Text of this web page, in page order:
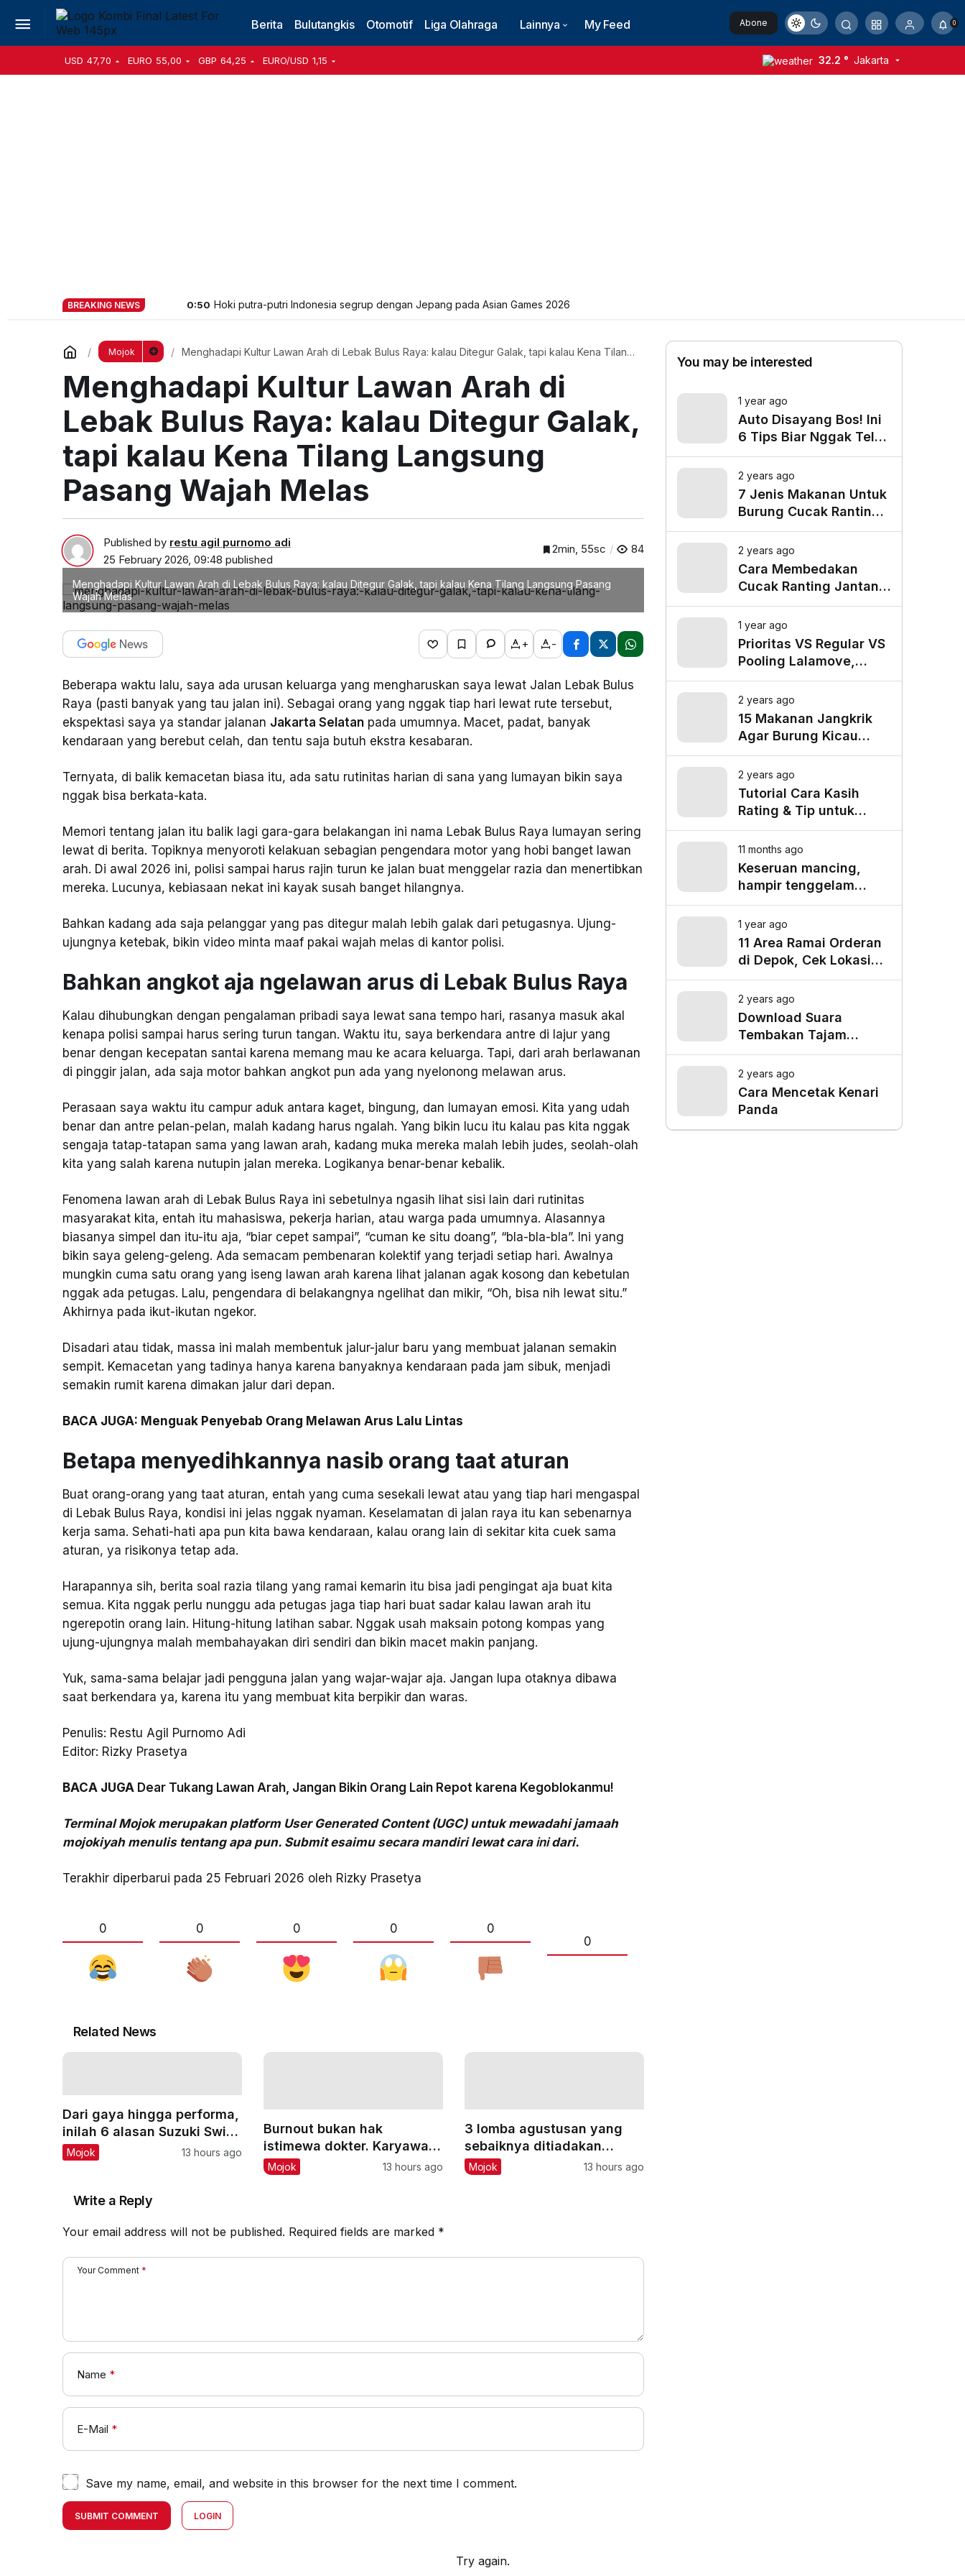
Berita Bulutangkis Otomotif Liga Olahraga Lainnya My Feed Abone
Ol
0
USD 47,70 EURO 55,00 GBP 64,25 EURO/USD 1,15 32.2 ° Jakarta
BREAKING NEWS 0:50 Hoki putra-putri Indonesia segrup dengan Jepang pada Asian Games 2026
Mojok
Menghadapi Kultur Lawan Arah di Lebak Bulus Raya: kalau Ditegur Galak, tapi kalau Kena Tilang
Menghadapi Kultur Lawan Arah di
Lebak Bulus Raya: kalau Ditegur Galak,
tapi kalau Kena Tilang Langsung
Pasang Wajah Melas
Published by restu agil purnomo adi
25 February 2026, 09:48 published
2min, 55sc 84
Menghadapi Kultur Lawan Arah di Lebak Bulus Raya: kalau Ditegur Galak, tapi kalau Kena Tilang Langsung Pasang
Wajah Melas
+ -
Beberapa waktu lalu, saya ada urusan keluarga yang mengharuskan saya lewat Jalan Lebak Bulus
Raya (pasti banyak yang tau jalan ini). Sebagai orang yang nggak tiap hari lewat rute tersebut,
ekspektasi saya ya standar jalanan Jakarta Selatan pada umumnya. Macet, padat, banyak
kendaraan yang berebut celah, dan tentu saja butuh ekstra kesabaran.
Ternyata, di balik kemacetan biasa itu, ada satu rutinitas harian di sana yang lumayan bikin saya
nggak bisa berkata-kata.
Memori tentang jalan itu balik lagi gara-gara belakangan ini nama Lebak Bulus Raya lumayan sering
lewat di berita. Topiknya menyoroti kelakuan sebagian pengendara motor yang hobi banget lawan
arah. Di awal 2026 ini, polisi sampai harus rajin turun ke jalan buat menggelar razia dan menertibkan
mereka. Lucunya, kebiasaan nekat ini kayak susah banget hilangnya.
Bahkan kadang ada saja pelanggar yang pas ditegur malah lebih galak dari petugasnya. Ujung-
ujungnya ketebak, bikin video minta maaf pakai wajah melas di kantor polisi.
Bahkan angkot aja ngelawan arus di Lebak Bulus Raya
Kalau dihubungkan dengan pengalaman pribadi saya lewat sana tempo hari, rasanya masuk akal
kenapa polisi sampai harus sering turun tangan. Waktu itu, saya berkendara antre di lajur yang
benar dengan kecepatan santai karena memang mau ke acara keluarga. Tapi, dari arah berlawanan
di pinggir jalan, ada saja motor bahkan angkot pun ada yang nyelonong melawan arus.
Perasaan saya waktu itu campur aduk antara kaget, bingung, dan lumayan emosi. Kita yang udah
benar dan antre pelan-pelan, malah kadang harus ngalah. Yang bikin lucu itu kalau pas kita nggak
sengaja tatap-tatapan sama yang lawan arah, kadang muka mereka malah lebih judes, seolah-olah
kita yang salah karena nutupin jalan mereka. Logikanya benar-benar kebalik.
Fenomena lawan arah di Lebak Bulus Raya ini sebetulnya ngasih lihat sisi lain dari rutinitas
masyarakat kita, entah itu mahasiswa, pekerja harian, atau warga pada umumnya. Alasannya
biasanya simpel dan itu-itu aja, “biar cepet sampai”, “cuman ke situ doang”, “bla-bla-bla”. Ini yang
bikin saya geleng-geleng. Ada semacam pembenaran kolektif yang terjadi setiap hari. Awalnya
mungkin cuma satu orang yang iseng lawan arah karena lihat jalanan agak kosong dan kebetulan
nggak ada petugas. Lalu, pengendara di belakangnya ngelihat dan mikir, “Oh, bisa nih lewat situ.”
Akhirnya pada ikut-ikutan ngekor.
Disadari atau tidak, massa ini malah membentuk jalur-jalur baru yang membuat jalanan semakin
sempit. Kemacetan yang tadinya hanya karena banyaknya kendaraan pada jam sibuk, menjadi
semakin rumit karena dimakan jalur dari depan.
BACA JUGA: Menguak Penyebab Orang Melawan Arus Lalu Lintas
Betapa menyedihkannya nasib orang taat aturan
Buat orang-orang yang taat aturan, entah yang cuma sesekali lewat atau yang tiap hari mengaspal
di Lebak Bulus Raya, kondisi ini jelas nggak nyaman. Keselamatan di jalan raya itu kan sebenarnya
kerja sama. Sehati-hati apa pun kita bawa kendaraan, kalau orang lain di sekitar kita cuek sama
aturan, ya risikonya tetap ada.
Harapannya sih, berita soal razia tilang yang ramai kemarin itu bisa jadi pengingat aja buat kita
semua. Kita nggak perlu nunggu ada petugas jaga tiap hari buat sadar kalau lawan arah itu
ngerepotin orang lain. Hitung-hitung latihan sabar. Nggak usah maksain potong kompas yang
ujung-ujungnya malah membahayakan diri sendiri dan bikin macet makin panjang.
Yuk, sama-sama belajar jadi pengguna jalan yang wajar-wajar aja. Jangan lupa otaknya dibawa
saat berkendara ya, karena itu yang membuat kita berpikir dan waras.
Penulis: Restu Agil Purnomo Adi
Editor: Rizky Prasetya
BACA JUGA Dear Tukang Lawan Arah, Jangan Bikin Orang Lain Repot karena Kegoblokanmu!
Terminal Mojok merupakan platform User Generated Content (UGC) untuk mewadahi jamaah
mojokiyah menulis tentang apa pun. Submit esaimu secara mandiri lewat cara inidari.
Terakhir diperbarui pada 25 Februari 2026 oleh Rizky Prasetya
0 0 0 0
0
0
Related News
Dari gaya hingga performa,
inilah 6 alasan Suzuki Swift
ST 2008 cocok jadi mobil
pertama
Mojok 13 hours ago
Burnout bukan hak
istimewa dokter. Karyawan
toko, buruh, sampai ojol
juga bisa mengalaminya
Mojok 13 hours ago
3 lomba agustusan yang
sebaiknya ditiadakan
karena lebih banyak
mudarat daripada
Mojok 13 hours ago
Write a Reply
Your email address will not be published. Required fields are marked *
Your Comment *
Name *
E-Mail *
Save my name, email, and website in this browser for the next time I comment.
SUBMIT COMMENT LOGIN
You may be interested
1 year ago
Auto Disayang Bos! Ini
6 Tips Biar Nggak Telat
Datang ke Kantor
2 years ago
7 Jenis Makanan Untuk
Burung Cucak Ranting
Agar Gacor
2 years ago
Cara Membedakan
Cucak Ranting Jantan
Dan Betina
1 year ago
Prioritas VS Regular VS
Pooling Lalamove,
Mana yang Paling
Cocok untuk Kebutuhan
Anda?
2 years ago
15 Makanan Jangkrik
Agar Burung Kicau
Tampil Maksimal
2 years ago
Tutorial Cara Kasih
Rating & Tip untuk
Driver Lalamove Ride
11 months ago
Keseruan mancing,
hampir tenggelam
gara-gara belut besar
1 year ago
11 Area Ramai Orderan
di Depok, Cek Lokasi
Favorit untuk Mangkal
Driver Online
2 years ago
Download Suara
Tembakan Tajam
Burung Siri Siri Gacor
Mp3
2 years ago
Cara Mencetak Kenari
Panda
Try again.